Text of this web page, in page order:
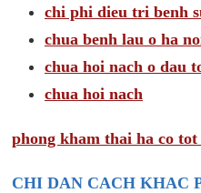
chi phi dieu tri benh
chua benh lau o ha
chua hoi nach o dau
chua hoi nach
phong kham thai ha co
CHI DAN CACH KHAC